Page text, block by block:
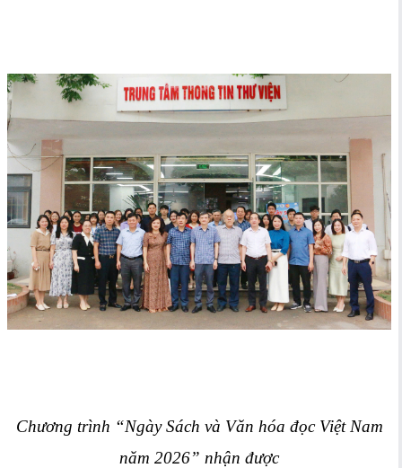
Chương trình “Ngày Sách và Văn hóa đọc Việt Nam
năm 2026” nhận được